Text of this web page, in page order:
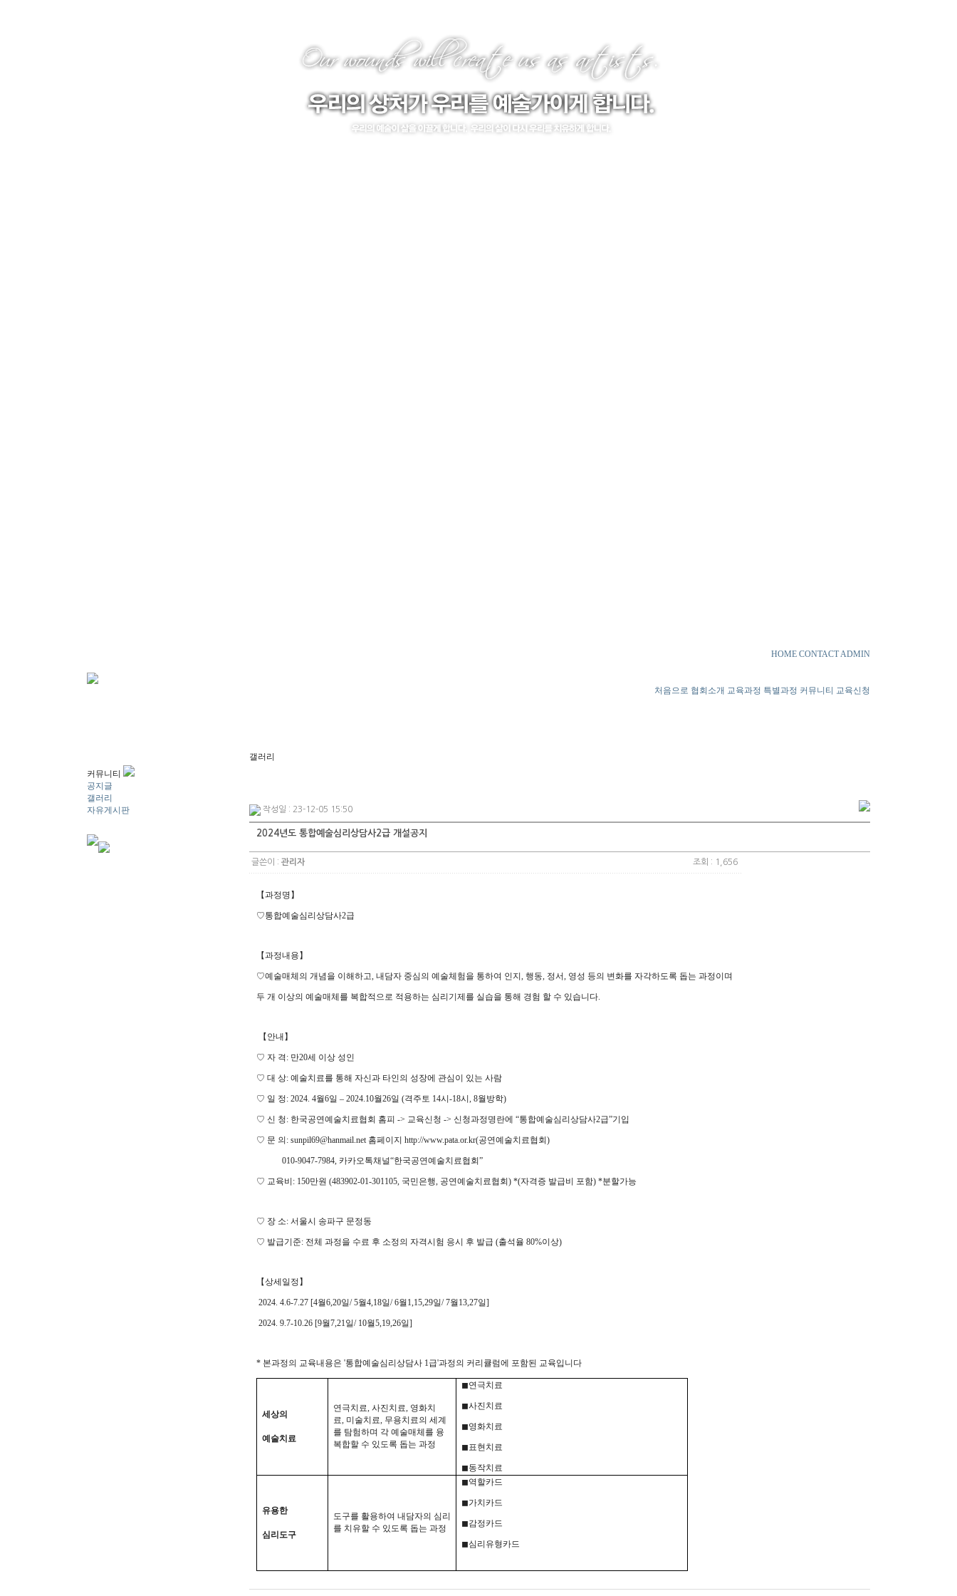
HOME CONTACTADMIN
처음으로 협회소개 교육과정 특별과정 커뮤니티 교육신청
커뮤니티
공지글
갤러리
자유게시판
갤러리
작성일 : 23-12-05 15:50
2024년도 통합예술심리상담사2급 개설공지
글쓴이 : 관리자 조회 : 1,656
【과정명 】
♡통합예술심리상담사2급
【과정내용 】
♡예술매체의 개념을 이해하고, 내담자 중심의 예술체험을 통하여 인지 , 행동, 정서, 영성 등의 변화를 자각하도록 돕는 과정이며
두 개 이상의 예술매체를 복합적으로 적용하는 심리기제를 실습을 통해 경험 할 수 있습니다.
【 안내 】
♡ 자 격 : 만20세 이상 성인
♡ 대 상: 예술치료를 통해 자신과 타인의 성장에 관심이 있는 사람
♡ 일 정: 2024. 4월6일 – 2024.10월26일 (격주토 14시 -18시, 8월방학)
♡ 신 청: 한국공연예술치료협회 홈피 -> 교육신청 -> 신청과정명란에 “통합예술심리상담사2급”기입
♡ 문 의 : sunpil69@hanmail.net 홈페이지 http://www.pata.or.kr(공연예술치료협회 )
010-9047-7984, 카카오톡채널“한국공연예술치료협회 ”
♡ 교육비 : 150만원 (483902-01-301105, 국민은행, 공연예술치료협회 ) *(자격증 발급비 포함) *분할가능
♡ 장 소: 서울시 송파구 문정동
♡ 발급기준: 전체 과정을 수료 후 소정의 자격시험 응시 후 발급 (출석율 80%이상)
【상세일정 】
2024. 4.6-7.27 [4월6,20일/ 5월4,18일/ 6월1,15,29일/ 7월13,27일]
2024. 9.7-10.26 [9월7,21일/ 10월5,19,26일]
* 본과정의 교육내용은 '통합예술심리상담사 1급'과정의 커리큘럼에 포함된 교육입니다
세상의
예술치료
연극치료, 사진치료, 영화치
료, 미술치료, 무용치료의 세계
를 탐험하며 각 예술매체를 융
복합할 수 있도록 돕는 과정
◼연극치료
◼사진치료
◼영화치료
◼표현 치료
◼동작치료
유용한
심리도구
도구를 활용하여 내담자의 심리
를 치유할 수 있도록 돕는 과정
◼역할카드
◼가치카드
◼감정카드
◼심리유형카드